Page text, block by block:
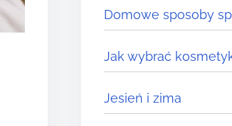
Domowe sposoby
Jak wybrać
Jesień i zima